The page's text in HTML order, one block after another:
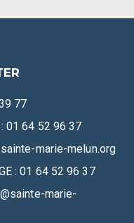
77
01 64 52 96 37
marie-melun.org
: 01 64 52 96 37
marie-